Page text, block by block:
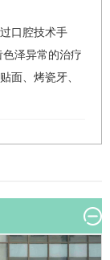
口腔技术手
泽异常的治疗
面、烤瓷牙、